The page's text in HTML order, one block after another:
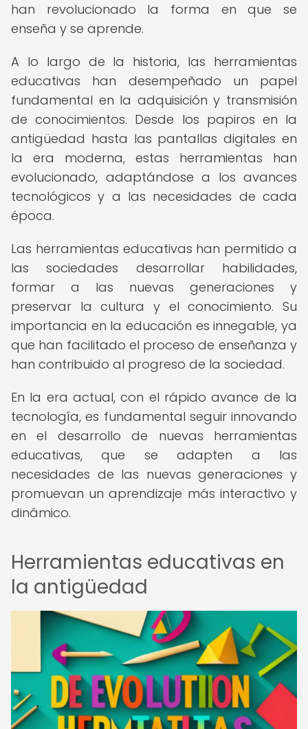
han revolucionado la forma en que se
enseña y se aprende.
A lo largo de la historia, las herramientas
educativas han desempeñado un papel
fundamental en la adquisición y transmisión
de conocimientos. Desde los papiros en la
antigüedad hasta las pantallas digitales en
la era moderna, estas herramientas han
evolucionado, adaptándose a los avances
tecnológicos y a las necesidades de cada
época.
Las herramientas educativas han permitido a
las sociedades desarrollar habilidades,
formar a las nuevas generaciones y
preservar la cultura y el conocimiento. Su
importancia en la educación es innegable, ya
que han facilitado el proceso de enseñanza y
han contribuido al progreso de la sociedad.
En la era actual, con el rápido avance de la
tecnología, es fundamental seguir innovando
en el desarrollo de nuevas herramientas
educativas, que se adapten a las
necesidades de las nuevas generaciones y
promuevan un aprendizaje más interactivo y
dinámico.
Herramientas educativas en
la antigüedad